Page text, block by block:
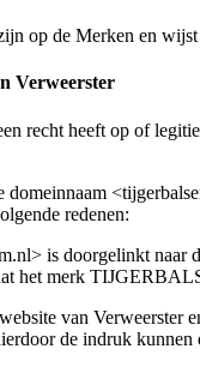
op de Merken en
Verweerster
recht heeft op of
redenen:
is doorgelinkt naar
het merk
van Verweerster
de indruk